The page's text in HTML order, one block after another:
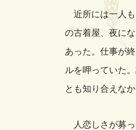
近所には一人も
の古着屋、夜に
あった。仕事が
ルを呷っていた
とも知り合えなか
人恋しさが募っ